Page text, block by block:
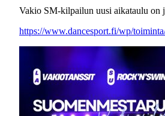
Vakio SM-kilpailun uusi aikataulu on
https://www.dancesport.fi/wp/